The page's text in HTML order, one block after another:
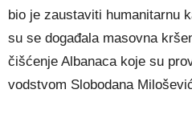
bio je zaustaviti humanitarnu
su se događala masovna
čišćenje Albanaca koje su
vodstvom Slobodana